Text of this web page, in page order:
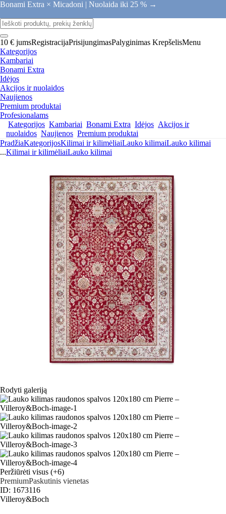
Bonami Extra × Micadoni | Nuolaida iki 25 % →
10 € jumsRegistracijaPrisijungimasPalyginimas KrepšelisMenu
Kategorijos
Kambariai
Bonami Extra
Idėjos
Akcijos ir nuolaidos
Naujienos
Premium produktai
Profesionalams
Kategorijos Kambariai Bonami Extra Idėjos Akcijos ir
nuolaidos Naujienos Premium produktai
PradžiaKategorijosKilimai ir kilimėliaiLauko kilimaiLauko kilimai
...Kilimai ir kilimėliaiLauko kilimai
Rodyti galeriją
Peržiūrėti visus (+6)
PremiumPaskutinis vienetas
ID: 1673116
Villeroy&Boch